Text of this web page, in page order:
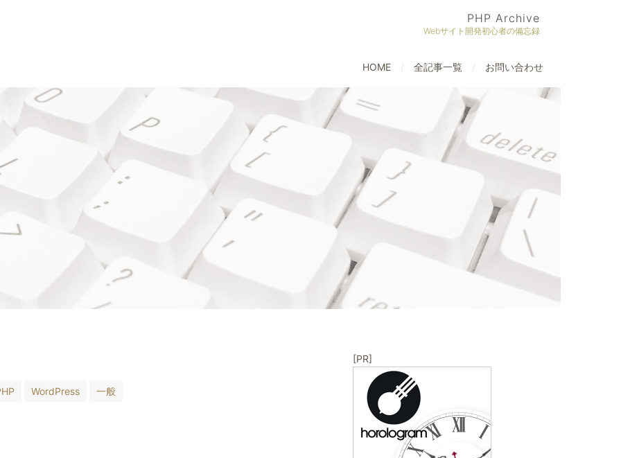
PHP Archive
Webサイト開発初心者の備忘録
HOME 全記事一覧 お問い合わせ
WordPress 一般
[PR]